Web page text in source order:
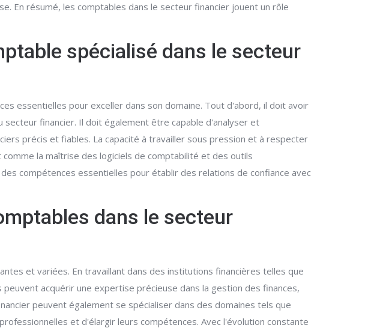
En résumé, les comptables dans le secteur financier jouent un rôle
spécialisé dans le secteur
essentielles pour exceller dans son domaine. Tout d'abord, il doit avoir
financier. Il doit également être capable d'analyser et
précis et fiables. La capacité à travailler sous pression et à respecter
la maîtrise des logiciels de comptabilité et des outils
compétences essentielles pour établir des relations de confiance avec
dans le secteur
et variées. En travaillant dans des institutions financières telles que
acquérir une expertise précieuse dans la gestion des finances,
peuvent également se spécialiser dans des domaines tels que
et d'élargir leurs compétences. Avec l'évolution constante